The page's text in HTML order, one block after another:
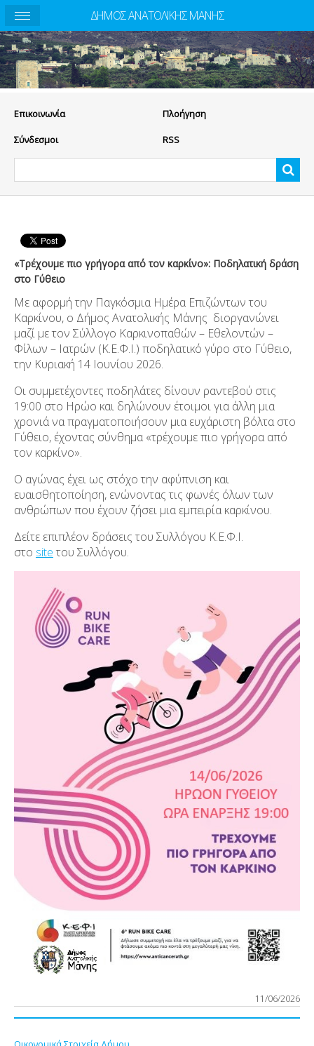
Eπικοινωνία Πλοήγηση
Σύνδεσμοι RSS
«Τρέχουμε πιο γρήγορα από τον καρκίνο»: Ποδηλατική δράση
στο Γύθειο
Με αφορμή την Παγκόσμια Ημέρα Επιζώντων του
Καρκίνου, ο Δήμος Ανατολικής Μάνης διοργανώνει
μαζί με τον Σύλλογο Καρκινοπαθών – Εθελοντών –
Φίλων – Ιατρών (Κ.Ε.Φ.Ι.) ποδηλατικό γύρο στο Γύθειο,
την Κυριακή 14 Ιουνίου 2026.
Οι συμμετέχοντες ποδηλάτες δίνουν ραντεβού στις
19:00 στο Ηρώο και δηλώνουν έτοιμοι για άλλη μια
χρονιά να πραγματοποιήσουν μια ευχάριστη βόλτα στο
Γύθειο, έχοντας σύνθημα «τρέχουμε πιο γρήγορα από
τον καρκίνο».
Ο αγώνας έχει ως στόχο την αφύπνιση και
ευαισθητοποίηση, ενώνοντας τις φωνές όλων των
ανθρώπων που έχουν ζήσει μια εμπειρία καρκίνου.
Δείτε επιπλέον δράσεις του Συλλόγου Κ.Ε.Φ.Ι.
στο site του Συλλόγου.
11/06/2026
ΔΗΜΟΣ ΑΝΑΤΟΛΙΚΗΣ ΜΑΝΗΣ